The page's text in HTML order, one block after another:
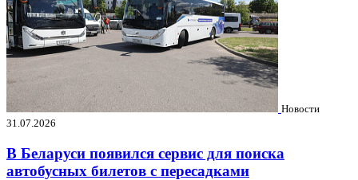
Новости
31.07.2026
В Беларуси появился сервис для поиска
автобусных билетов с пересадками